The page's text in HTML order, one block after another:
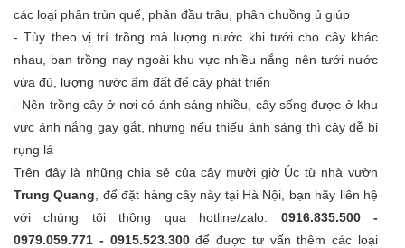
các loại phân trùn quế, phân đầu trâu, phân chuồng ủ giúp
- Tùy theo vị trí trồng mà lượng nước khi tưới cho cây khác
nhau, bạn trồng nay ngoài khu vực nhiều nắng nên tưới nước
vừa đủ, lượng nước ẩm đất để cây phát triển
- Nên trồng cây ở nơi có ánh sáng nhiều, cây sống được ở khu
vực ánh nắng gay gắt, nhưng nếu thiếu ánh sáng thì cây dễ bị
rụng lá
Trên đây là những chia sẻ của cây mười giờ Úc từ nhà vườn
Trung Quang , để đặt hàng cây này tại Hà Nội, bạn hãy liên hệ
với chúng tôi thông qua hotline/zalo: 0916.835.500 -
0979.059.771 - 0915.523.300để được tư vấn thêm các loại